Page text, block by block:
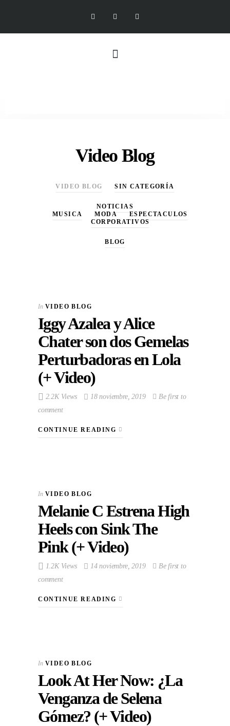
Video Blog
VIDEO BLOG SIN CATEGORÍA
NOTICIAS
MUSICA
MODA
ESPECTACULOS
CORPORATIVOS
BLOG
In VIDEO BLOG
Iggy Azalea y Alice
Chater son dos Gemelas
Perturbadoras en Lola
(+ Video)
2.2K Views 18 noviembre, 2019
Be first to
comment
CONTINUE READING
In VIDEO BLOG
Melanie C Estrena High
Heels con Sink The
Pink (+ Video)
1.2K Views 14 noviembre, 2019
Be first to
comment
CONTINUE READING
In VIDEO BLOG
Look At Her Now: ¿La
Venganza de Selena
Gómez? (+ Video)